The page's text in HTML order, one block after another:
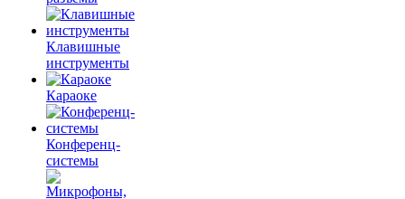
Клавишные
инструменты
Караоке
Конференц-
системы